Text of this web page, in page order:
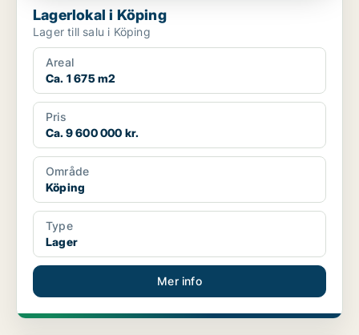
Lagerlokal i Köping
Lager till salu i Köping
Areal
Ca. 1 675 m2
Pris
Ca. 9 600 000 kr.
Område
Köping
Type
Lager
Mer info